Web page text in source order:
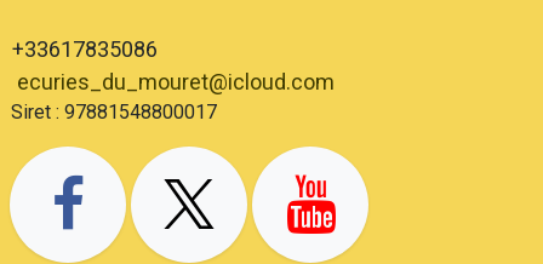
+33617835086
ecuries_du_mouret@icloud.com
: 97881548800017